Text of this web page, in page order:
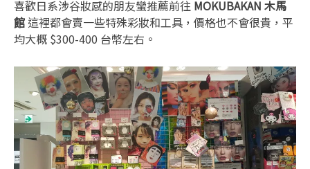
喜歡日系涉谷妝感的朋友蠻推薦前往 MOKUBAKAN 木馬
館 這裡都會賣一些特殊彩妝和工具，價格也不會很貴，平
均大概 $300-400 台幣左右。